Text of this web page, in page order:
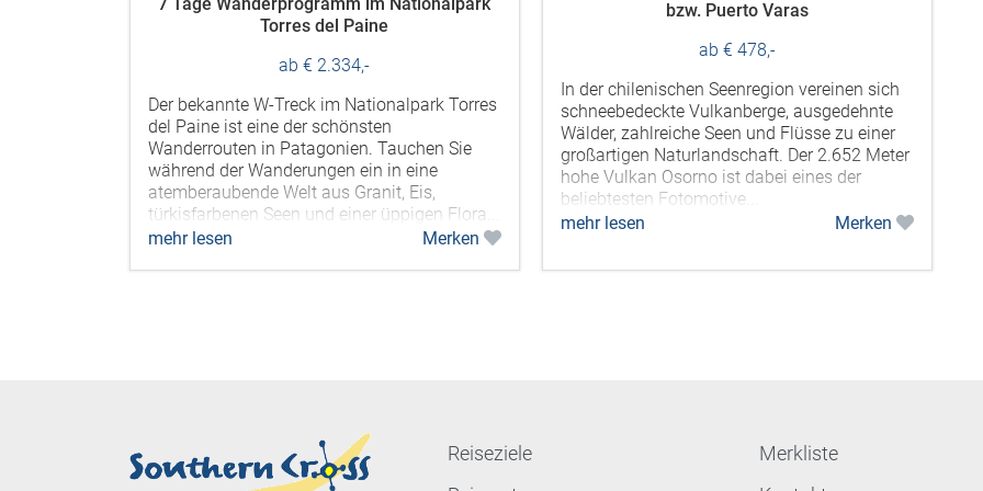
Torres del Paine
ab € 2.334,-
Der bekannte W-Treck im Nationalpark Torres
del Paine ist eine der schönsten
Wanderrouten in Patagonien. Tauchen Sie
während der Wanderungen ein in eine
atemberaubende Welt aus Granit, Eis,
türkisfarbenen Seen und einer üppigen Flora...
mehr lesen
Merken
bzw. Puerto Varas
ab € 478,-
In der chilenischen Seenregion vereinen sich
schneebedeckte Vulkanberge, ausgedehnte
Wälder, zahlreiche Seen und Flüsse zu einer
großartigen Naturlandschaft. Der 2.652 Meter
hohe Vulkan Osorno ist dabei eines der
beliebtesten Fotomotive...
mehr lesen
Merken
Reiseziele
Merkliste